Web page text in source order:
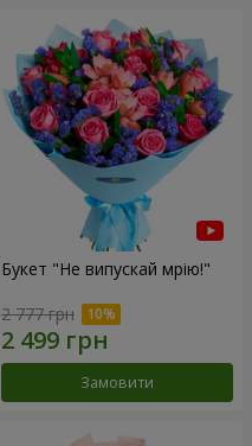
Букет "Не випускай мрію!"
2 777 грн
Замовити